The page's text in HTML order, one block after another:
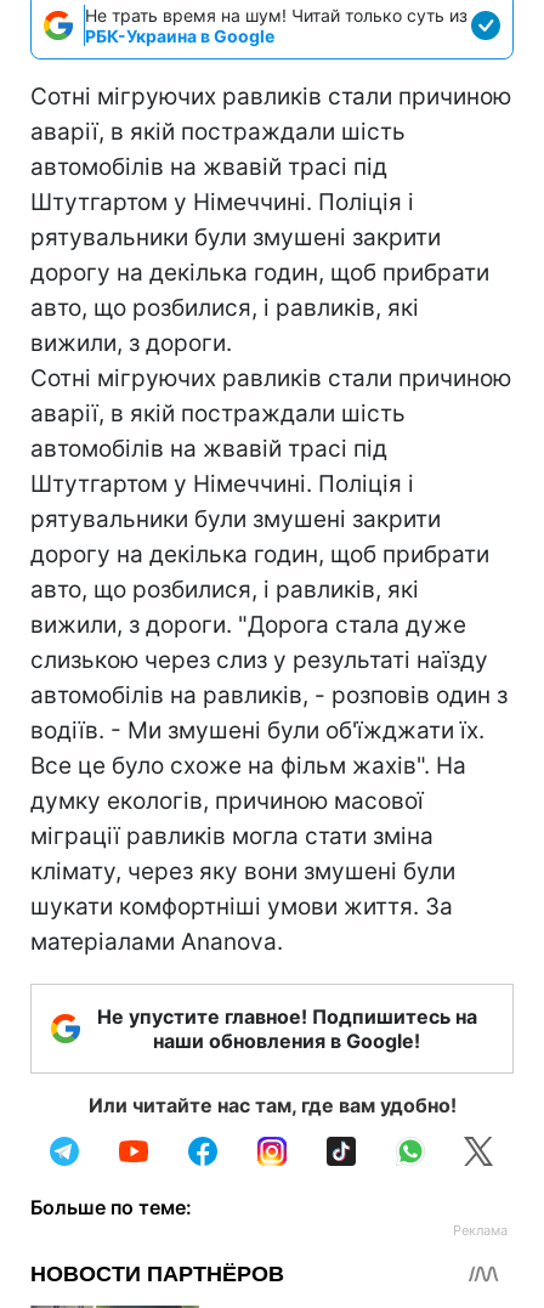
Не трать время на шум! Читай только суть из
РБК-Украина в Google
Сотні мігруючих равликів стали причиною
аварії, в якій постраждали шість
автомобілів на жвавій трасі під
Штутгартом у Німеччині. Поліція і
рятувальники були змушені закрити
дорогу на декілька годин, щоб прибрати
авто, що розбилися, і равликів, які
вижили, з дороги.
Сотні мігруючих равликів стали причиною
аварії, в якій постраждали шість
автомобілів на жвавій трасі під
Штутгартом у Німеччині. Поліція і
рятувальники були змушені закрити
дорогу на декілька годин, щоб прибрати
авто, що розбилися, і равликів, які
вижили, з дороги. "Дорога стала дуже
слизькою через слиз у результаті наїзду
автомобілів на равликів, - розповів один з
водіїв. - Ми змушені були об'їжджати їх.
Все це було схоже на фільм жахів". На
думку екологів, причиною масової
міграції равликів могла стати зміна
клімату, через яку вони змушені були
шукати комфортніші умови життя. За
матеріалами Ananova.
Не упустите главное! Подпишитесь на
наши обновления в Google!
Или читайте нас там, где вам удобно!
Больше по теме: